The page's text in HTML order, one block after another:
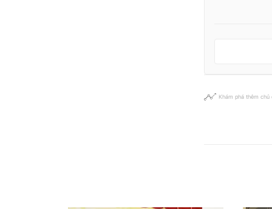
Khám phá thêm chủ